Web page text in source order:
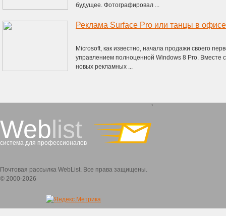
будущее. Фотографировал ...
Реклама Surface Pro или танцы в офисе
Microsoft, как известно, начала продажи своего
управлением полноценной Windows 8 Pro. Вместе
новых рекламных ...
Weblist
система для профессионалов
`
Почтовая рассылка WebList. Все права защищены.
© 2000-2026